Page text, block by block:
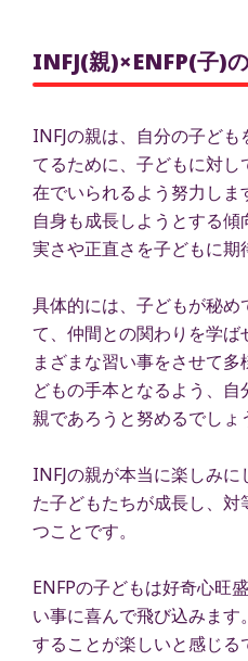
INFJ(親)×ENFP(子)
INFJの親は、自分の子ど
てるために、子どもに対
在でいられるよう努力し
自身も成長しようとする
実さや正直さを子どもに期
具体的には、子どもが秘
て、仲間との関わりを学ば
まざまな習い事をさせて
どもの手本となるよう、
親であろうと努めるでしょ
INFJの親が本当に楽しみ
た子どもたちが成長し、
つことです。
ENFPの子どもは好奇心旺
い事に喜んで飛び込みま
することが楽しいと感じる